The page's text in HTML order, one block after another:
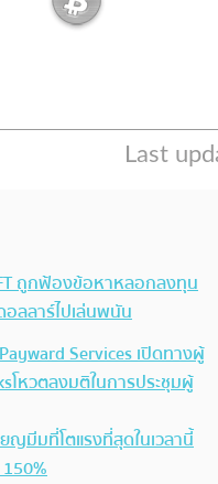
ถูกฟ้องข้อหาหลอกลงทุน
ลลาร์ไปเล่นพนัน
Services เปิดทางผู้
โหวตลงมติในการประชุมผู้
ญมีมที่โตแรงที่สุดในเวลานี้